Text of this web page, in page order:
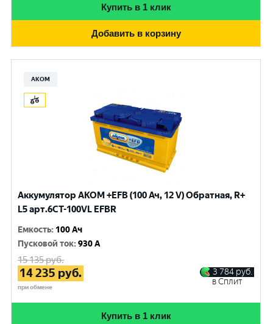
Купить в 1 клик
Добавить в корзину
АКОМ
Аккумулятор AKOM +EFB (100 Ач, 12 V) Обратная, R+
L5 арт.6СТ-100VL EFBR
Емкость: 100 Ач
Пусковой ток:930 A
15 135руб.
14 235 руб.
при обмене
3 784 руб.
в Сплит
Купить в 1 клик